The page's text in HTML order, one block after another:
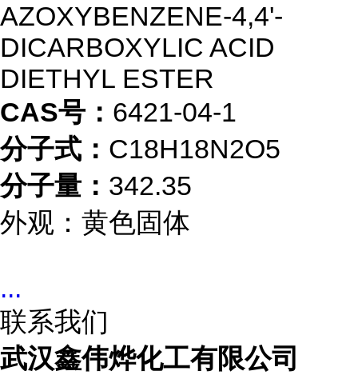
AZOXYBENZENE-4,4'-
DICARBOXYLIC ACID
DIETHYL ESTER
CAS号： 6421-04-1
分子式： C18H18N2O5
分子量： 342.35
外观：黄色固体
...
联系我们
武汉鑫伟烨化工有限公司